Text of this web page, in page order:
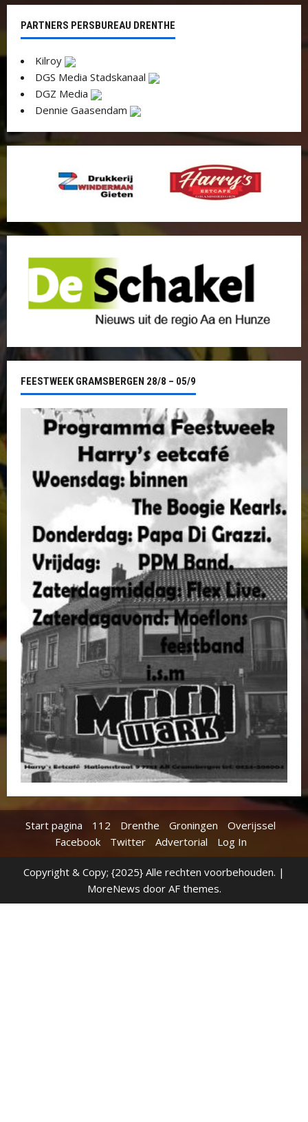
PARTNERS PERSBUREAU DRENTHE
Kilroy
DGS Media Stadskanaal
DGZ Media
Dennie Gaasendam
FEESTWEEK GRAMSBERGEN 28/8 – 05/9
Start pagina 112 Drenthe Groningen
Overijssel
Facebook
Twitter Advertorial Log In
Copyright & Copy; {2025} Alle rechten voorbehouden. |
MoreNews door AF themes.